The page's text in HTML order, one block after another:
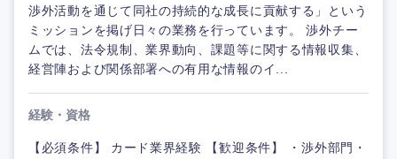
渉外活動を通じて同社の持続的な成長に貢献する」という
ミッションを掲げ日々の業務を行っています。 渉外チー
ムでは、法令規制、業界動向、課題等に関する情報収集、
経営陣および関係部署への有用な情報のイ...
経験・資格
【必須条件】 カード業界経験 【歓迎条件】 ・渉外部門・